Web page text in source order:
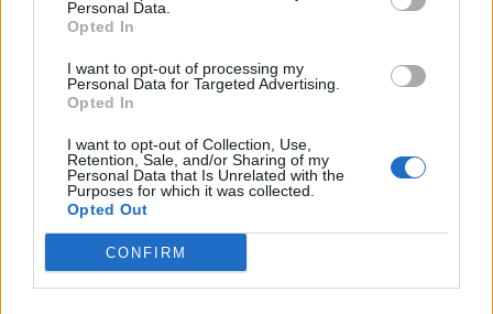
Personal Data.
Opted In
I want to opt-out of processing my
Personal Data for Targeted Advertising.
Opted In
I want to opt-out of Collection, Use,
Retention, Sale, and/or Sharing of my
Personal Data that Is Unrelated with the
Purposes for which it was collected.
Opted Out
CONFIRM
Arată rezultatele
Arhiva sondajelor